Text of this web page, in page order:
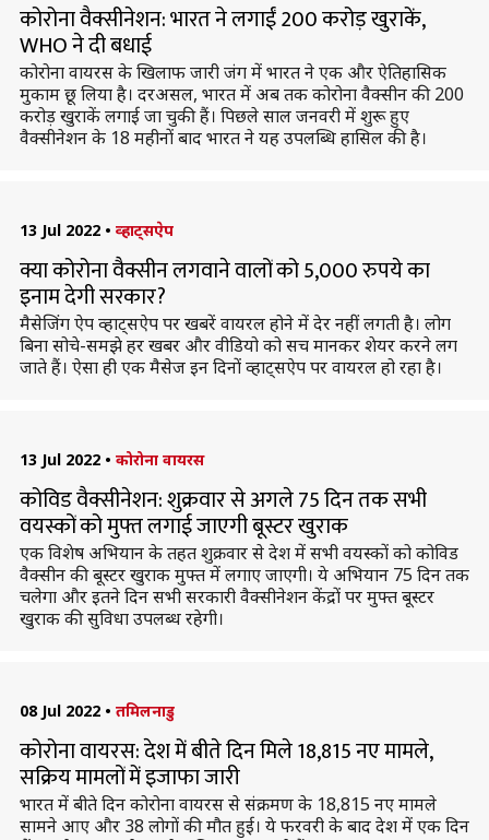
कोरोना वैक्सीनेशन: भारत ने लगाईं 200 करोड़ खुराकें,
WHO ने दी बधाई
कोरोना वायरस के खिलाफ जारी जंग में भारत ने एक और ऐतिहासिक
मुकाम छू लिया है। दरअसल, भारत में अब तक कोरोना वैक्सीन की 200
करोड़ खुराकें लगाई जा चुकी हैं। पिछले साल जनवरी में शुरू हुए
वैक्सीनेशन के 18 महीनों बाद भारत ने यह उपलब्धि हासिल की है।
13 Jul 2022 • व्हाट्सऐप
क्या कोरोना वैक्सीन लगवाने वालों को 5,000 रुपये का
इनाम देगी सरकार?
मैसेजिंग ऐप व्हाट्सऐप पर खबरें वायरल होने में देर नहीं लगती है। लोग
बिना सोचे-समझे हर खबर और वीडियो को सच मानकर शेयर करने लग
जाते हैं। ऐसा ही एक मैसेज इन दिनों व्हाट्सऐप पर वायरल हो रहा है।
13 Jul 2022 • कोरोना वायरस
कोविड वैक्सीनेशन: शुक्रवार से अगले 75 दिन तक सभी
वयस्कों को मुफ्त लगाई जाएगी बूस्टर खुराक
एक विशेष अभियान के तहत शुक्रवार से देश में सभी वयस्कों को कोविड
वैक्सीन की बूस्टर खुराक मुफ्त में लगाए जाएगी। ये अभियान 75 दिन तक
चलेगा और इतने दिन सभी सरकारी वैक्सीनेशन केंद्रों पर मुफ्त बूस्टर
खुराक की सुविधा उपलब्ध रहेगी।
08 Jul 2022 • तमिलनाडु
कोरोना वायरस: देश में बीते दिन मिले 18,815 नए मामले,
सक्रिय मामलों में इजाफा जारी
भारत में बीते दिन कोरोना वायरस से संक्रमण के 18,815 नए मामले
सामने आए और 38 लोगों की मौत हुई। ये फरवरी के बाद देश में एक दिन